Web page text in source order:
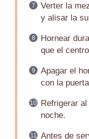
Verter la
y alisar la
Hornear
que el
Apagar el
con la
Refrigerar
noche.
Antes de